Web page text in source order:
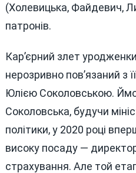
(Холевицька, Файдевич,
патронів.
Кар’єрний злет
нерозривно пов’язаний з
Юлією Соколовською.
Соколовська, будучи
політики, у 2020 році
високу посаду —
страхування. Але той